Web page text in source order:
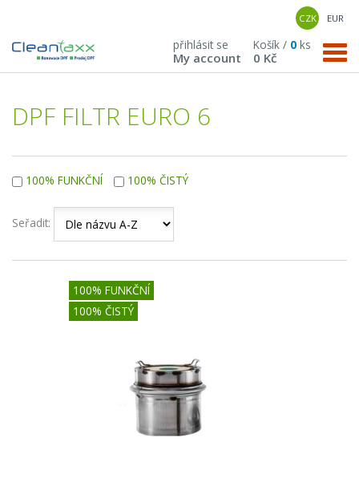
CZK EUR
přihlásit se
My account
Košík / 0 ks
0 Kč
DPF FILTR EURO 6
100% FUNKČNÍ 100% ČISTÝ
Seřadit:
100% FUNKČNÍ
100% ČISTÝ